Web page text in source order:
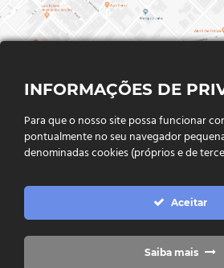
FALE CONOSCO
Endereço:Rua Said Abdalla, Nº 310,
75802-035, Jataí - GO
(64) 3632 - 2070
INFORMAÇÕES DE
Para que o nosso site possa funcionar
pontualmente no seu navegador
denominadas cookies (próprios e de
Aceitar
Saiba mais